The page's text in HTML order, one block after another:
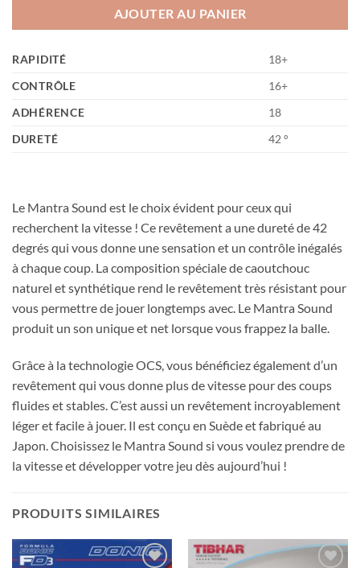
AJOUTER AU PANIER
RAPIDITÉ
18+
CONTRÔLE
16+
ADHÉRENCE
18
DURETÉ
42 °
Le Mantra Sound est le choix évident pour ceux qui
recherchent la vitesse ! Ce revêtement a une dureté de 42
degrés qui vous donne une sensation et un contrôle inégalés
à chaque coup. La composition spéciale de caoutchouc
naturel et synthétique rend le revêtement très résistant pour
vous permettre de jouer longtemps avec. Le Mantra Sound
produit un son unique et net lorsque vous frappez la balle.
Grâce à la technologie OCS, vous bénéficiez également d’un
revêtement qui vous donne plus de vitesse pour des coups
fluides et stables. C’est aussi un revêtement incroyablement
léger et facile à jouer. Il est conçu en Suède et fabriqué au
Japon. Choisissez le Mantra Sound si vous voulez prendre de
la vitesse et développer votre jeu dès aujourd’hui !
PRODUITS SIMILAIRES